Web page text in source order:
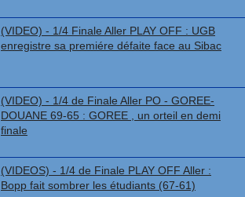
(VIDEO) - 1/4 Finale Aller PLAY OFF : UGB
enregistre sa premiére défaite face au Sibac
(VIDEO) - 1/4 de Finale Aller PO - GOREE-
DOUANE 69-65 : GOREE , un orteil en demi
finale
(VIDEOS) - 1/4 de Finale PLAY OFF Aller :
Bopp fait sombrer les étudiants (67-61)